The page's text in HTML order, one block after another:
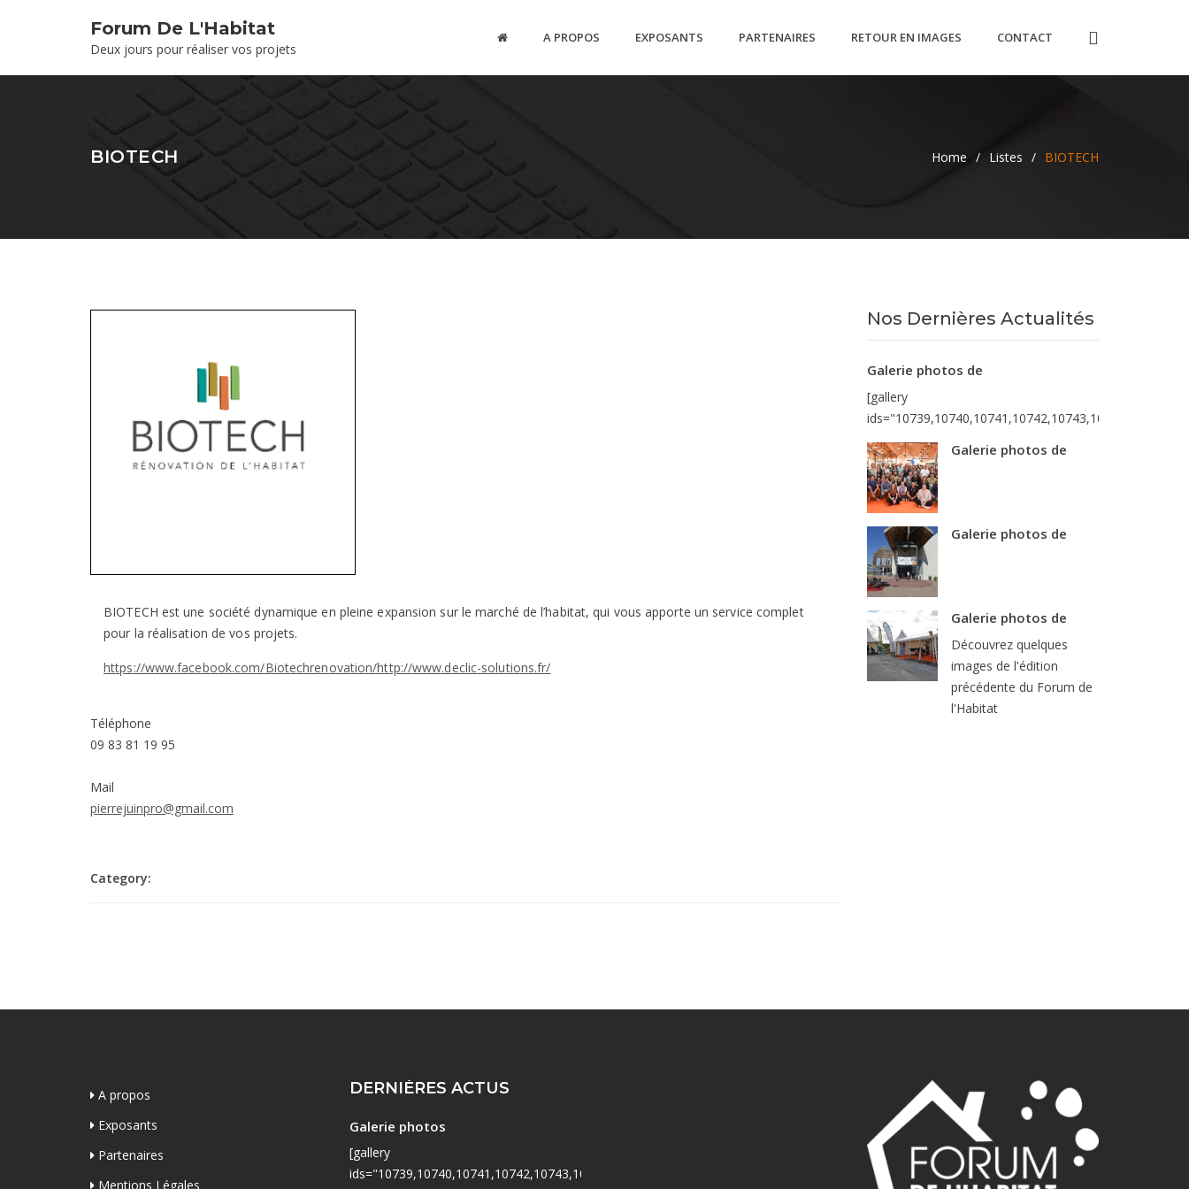
Forum De L'Habitat
Deux jours pour réaliser vos projets
A PROPOS EXPOSANTS PARTENAIRES RETOUR EN IMAGES CONTACT
BIOTECH Home / Listes / BIOTECH
BIOTECH est une société dynamique en pleine expansion sur le marché de l’habitat, qui vous apporte un service complet
pour la réalisation de vos projets.
https://www.facebook.com/Biotechrenovation/http://www.declic-solutions.fr/
Téléphone
09 83 81 19 95
Mail
pierrejuinpro@gmail.com
Category:
Nos Dernières Actualités
Galerie photos de
[gallery
Galerie photos de
Galerie photos de
Galerie photos de
Découvrez quelques
images de l'édition
précédente du Forum de
l'Habitat
A propos
Exposants
Partenaires
Mentions Légales
DERNIÈRES ACTUS
Galerie photos
[gallery